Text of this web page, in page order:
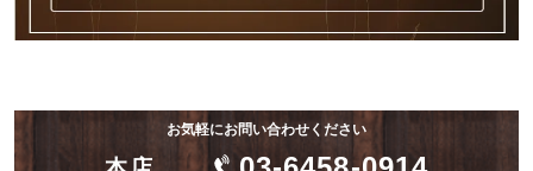
お気軽にお問い合わせください